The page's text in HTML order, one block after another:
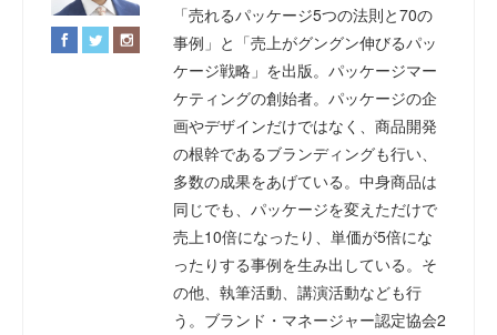
「売れるパッケージ5つの法則と70の
事例」と「売上がグングン伸びるパッ
ケージ戦略」を出版。パッケージマー
ケティングの創始者。パッケージの企
画やデザインだけではなく、商品開発
の根幹であるブランディングも行い、
多数の成果をあげている。中身商品は
同じでも、パッケージを変えただけで
売上10倍になったり、単価が5倍にな
ったりする事例を生み出している。そ
の他、執筆活動、講演活動なども行
う。ブランド・マネージャー認定協会2